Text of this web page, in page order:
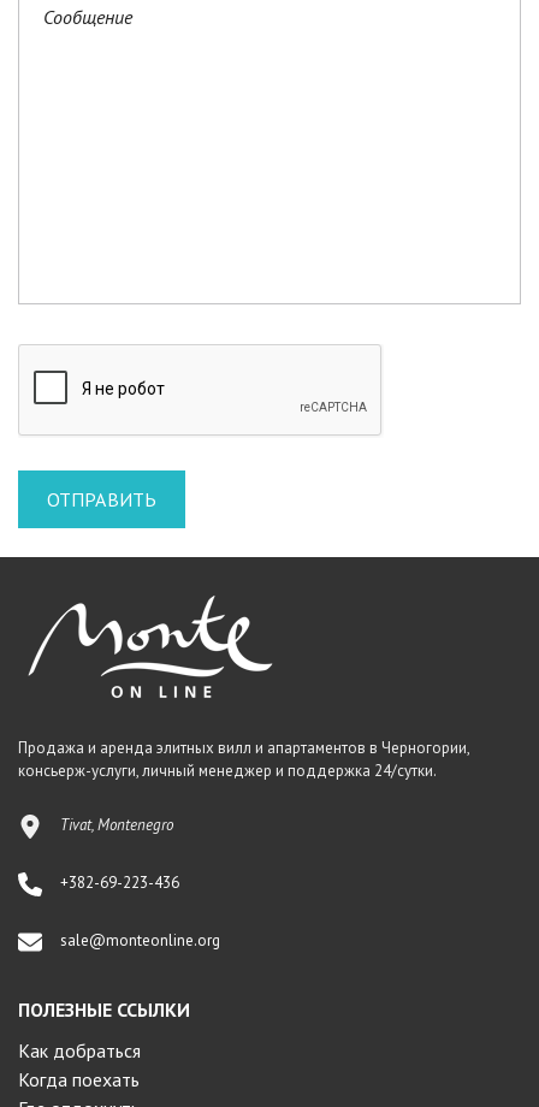
Продажа и аренда элитных вилл и апартаментов в Черногории,
консьерж-услуги, личный менеджер и поддержка 24/сутки.
Tivat, Montenegro
+382-69-223-436
sale@monteonline.org
ПОЛЕЗНЫЕ ССЫЛКИ
Как добраться
Когда поехать